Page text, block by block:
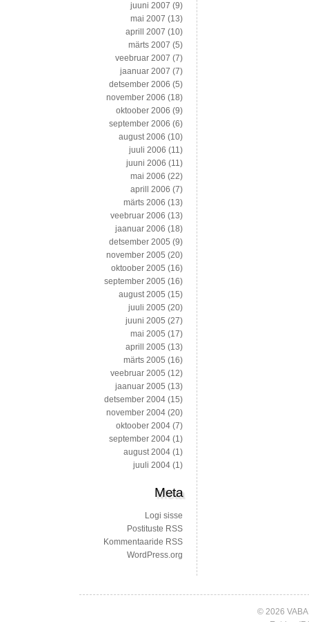
juuni 2007 (9)
mai 2007 (13)
aprill 2007 (10)
märts 2007 (5)
veebruar 2007 (7)
jaanuar 2007 (7)
detsember 2006 (5)
november 2006 (18)
oktoober 2006 (9)
september 2006 (6)
august 2006 (10)
juuli 2006 (11)
juuni 2006 (11)
mai 2006 (22)
aprill 2006 (7)
märts 2006 (13)
veebruar 2006 (13)
jaanuar 2006 (18)
detsember 2005 (9)
november 2005 (20)
oktoober 2005 (16)
september 2005 (16)
august 2005 (15)
juuli 2005 (20)
juuni 2005 (27)
mai 2005 (17)
aprill 2005 (13)
märts 2005 (16)
veebruar 2005 (12)
jaanuar 2005 (13)
detsember 2004 (15)
november 2004 (20)
oktoober 2004 (7)
september 2004 (1)
august 2004 (1)
juuli 2004 (1)
Meta
Logi sisse
Postituste RSS
Kommentaaride RSS
WordPress.org
© 2026